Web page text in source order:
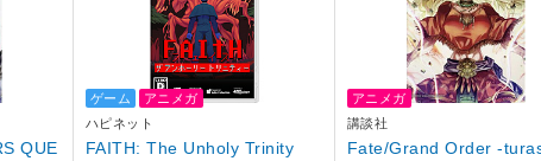
QUE
ゲーム
アニメガ
ハピネット
FAITH: The Unholy Trinity
アニメガ
講談社
Fate/Grand Order -